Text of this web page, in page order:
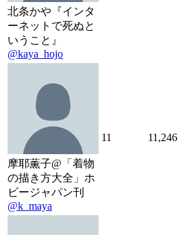
北条かや『インタ
ーネットで死ぬと
いうこと』
@kaya_hojo
摩耶薫子@「着物
の描き方大全」ホ
ビージャパン刊
@k_maya
11 11,246